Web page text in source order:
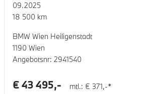
09.2025
18 500 km
BMW Wien Heiligenstadt
1190 Wien
Angebotsnr: 2941540
mtl.: € 371,-*
€ 43 495,-